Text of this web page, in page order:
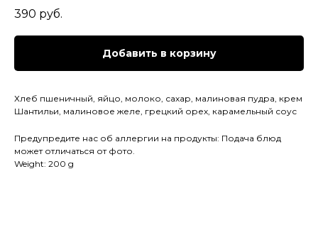
390 руб.
Добавить в корзину
Хлеб пшеничный, яйцо, молоко, сахар, малиновая пудра, крем
Шантильи, малиновое желе, грецкий орех, карамельный соус
Предупредите нас об аллергии на продукты: Подача блюд
может отличаться от фото.
Weight: 200 g